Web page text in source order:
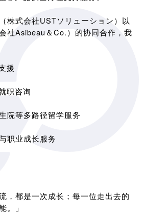
株式会社USTソリューション）以
社Asibeau＆Co.）的协同合作，我
援
职咨询
院等多路径留学服务
职业成长服务
，都是一次成长；每一位走出去的
。」